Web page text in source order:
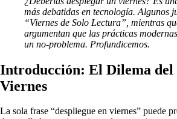
más debatidas en tecnología. Algunos
“Viernes de Solo Lectura”, mientras
argumentan que las prácticas
un no-problema. Profundicemos.
Introducción: El Dilema del
Viernes
La sola frase “despliegue en viernes” puede